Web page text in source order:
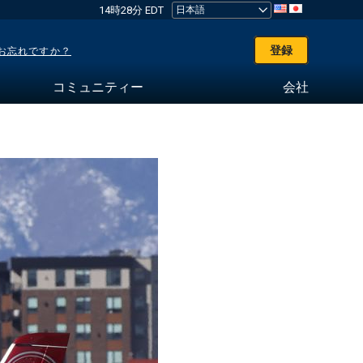
14時28分 EDT
忘れですか？ 登録
コミュニティー 会社